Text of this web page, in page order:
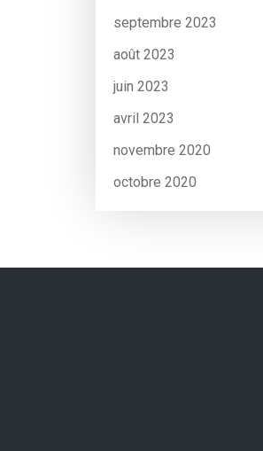
septembre 2023
août 2023
juin 2023
avril 2023
novembre 2020
octobre 2020